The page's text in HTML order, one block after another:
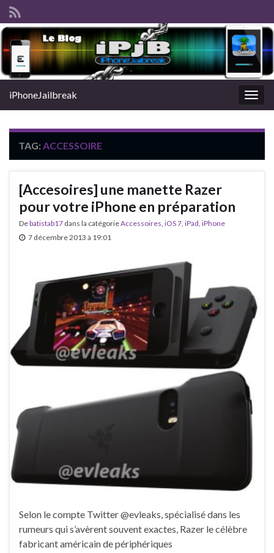
iPhoneJailbreak
TAG:ACCESSOIRE
[Accesoires] une manette Razer
pour votre iPhone en préparation
Debatistab17 dans la catégorieAccessoires, iOS 7, iPad, iPhone
7 décembre 2013 à 19:01
Selon le compte Twitter @evleaks, spécialisé dans les
rumeurs qui s’avèrent souvent exactes, Razer le célèbre
fabricant américain de périphériques